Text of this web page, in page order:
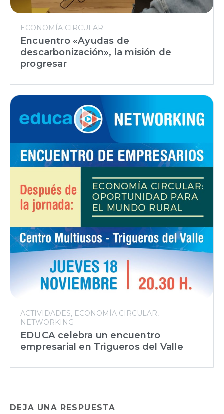
ECONOMÍA CIRCULAR
Encuentro «Ayudas de
descarbonización», la misión de
progresar
ACTIVIDADES ECONOMÍA CIRCULAR
NETWORKING
EDUCA celebra un encuentro
empresarial en Trigueros del Valle
DEJA UNA RESPUESTA